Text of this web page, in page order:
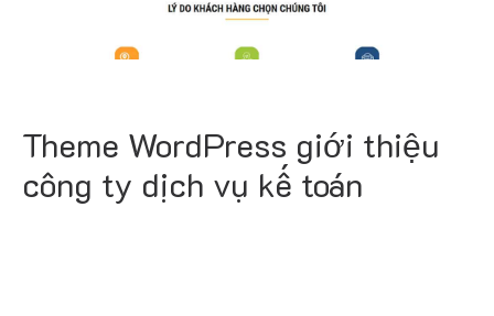
Theme WordPress giới thiệu
công ty dịch vụ kế toán